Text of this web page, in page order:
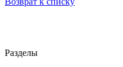
Разделы